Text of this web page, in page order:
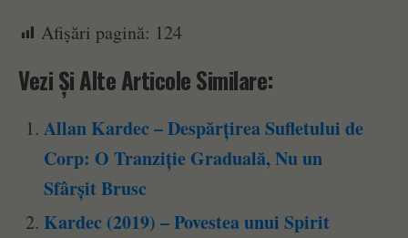
Afișări pagină: 124
Vezi Și Alte Articole Similare:
Allan Kardec – Despărțirea Sufletului de
Corp: O Tranziție Graduală, Nu un
Sfârșit Brusc
Kardec (2019) – Povestea unui Spirit